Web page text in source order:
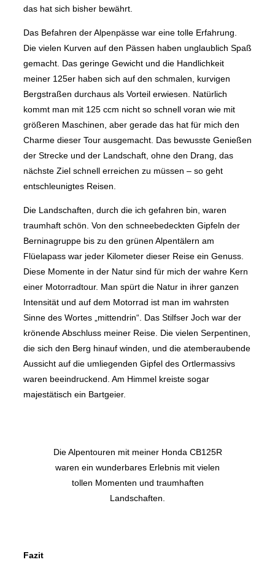
das hat sich bisher bewährt.
Das Befahren der Alpenpässe war eine tolle Erfahrung.
Die vielen Kurven auf den Pässen haben unglaublich Spaß
gemacht. Das geringe Gewicht und die Handlichkeit
meiner 125er haben sich auf den schmalen, kurvigen
Bergstraßen durchaus als Vorteil erwiesen. Natürlich
kommt man mit 125 ccm nicht so schnell voran wie mit
größeren Maschinen, aber gerade das hat für mich den
Charme dieser Tour ausgemacht. Das bewusste Genießen
der Strecke und der Landschaft, ohne den Drang, das
nächste Ziel schnell erreichen zu müssen – so geht
entschleunigtes Reisen.
Die Landschaften, durch die ich gefahren bin, waren
traumhaft schön. Von den schneebedeckten Gipfeln der
Berninagruppe bis zu den grünen Alpentälern am
Flüelapass war jeder Kilometer dieser Reise ein Genuss.
Diese Momente in der Natur sind für mich der wahre Kern
einer Motorradtour. Man spürt die Natur in ihrer ganzen
Intensität und auf dem Motorrad ist man im wahrsten
Sinne des Wortes „mittendrin“. Das Stilfser Joch war der
krönende Abschluss meiner Reise. Die vielen Serpentinen,
die sich den Berg hinauf winden, und die atemberaubende
Aussicht auf die umliegenden Gipfel des Ortlermassivs
waren beeindruckend. Am Himmel kreiste sogar
majestätisch ein Bartgeier.
Die Alpentouren mit meiner Honda CB125R
waren ein wunderbares Erlebnis mit vielen
tollen Momenten und traumhaften
Landschaften.
Fazit